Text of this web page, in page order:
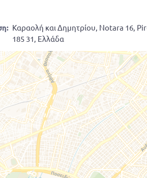
Καραολή και Δημητρίου, Notara 16,
185 31, Ελλάδα